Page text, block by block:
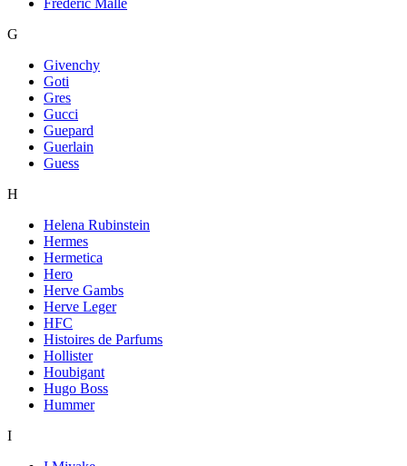
G
Givenchy
Goti
Gres
Gucci
Guepard
Guerlain
Guess
H
Helena Rubinstein
Hermes
Hermetica
Hero
Herve Gambs
Herve Leger
HFC
Histoires de Parfums
Hollister
Houbigant
Hugo Boss
Hummer
I